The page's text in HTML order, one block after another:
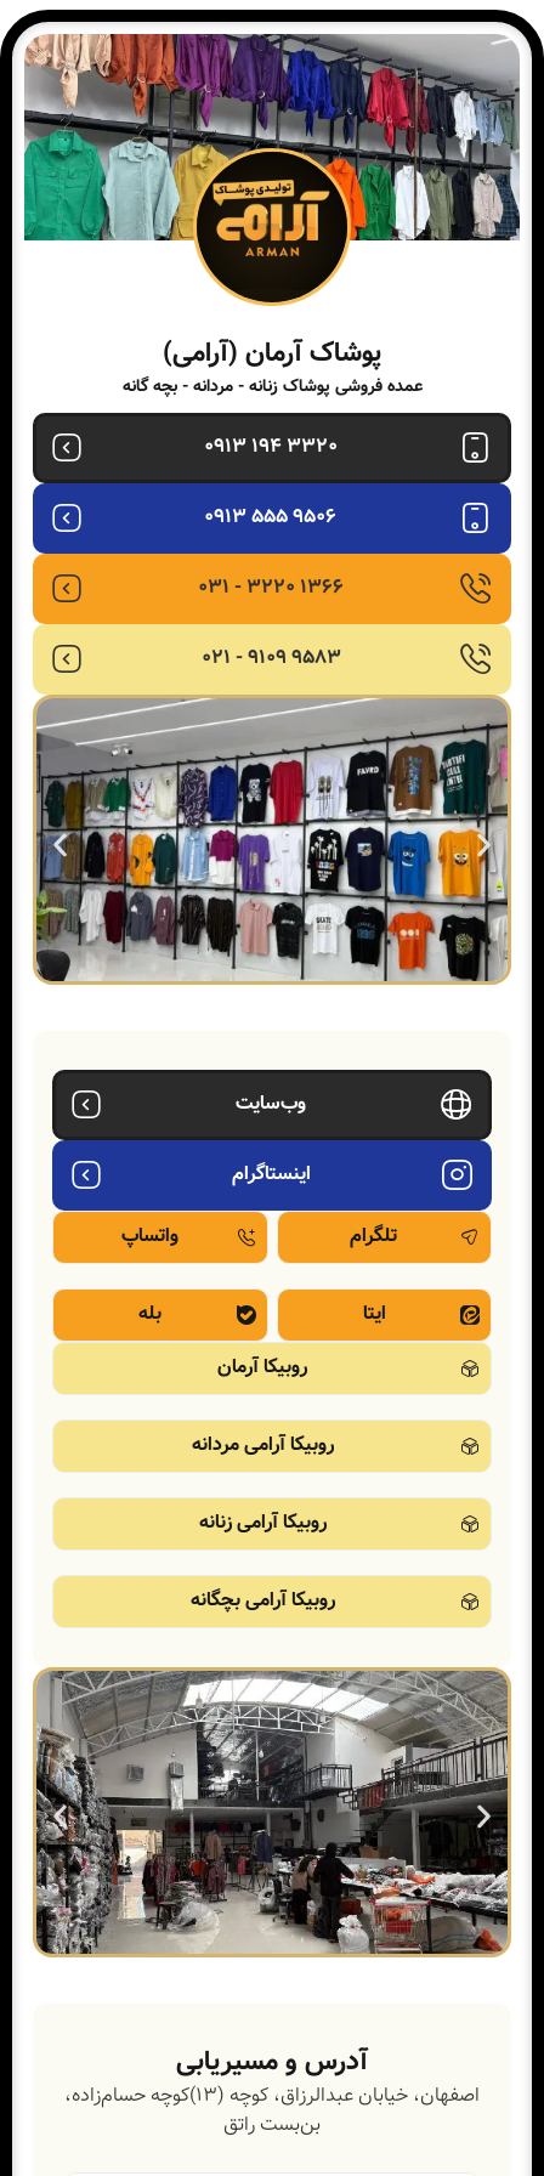
پوشاک آرمان (آرامی)
عمده فروشی پوشاک زنانه - مردانه - بچه گانه
3320 194 0913
9506 555 0913
1366 3220 - 031
9583 9109 - 021
وب‌سایت
اینستاگرام
تلگرام واتساپ
ایتا
بله
روبیکا آرمان
روبیکا آرامی مردانه
روبیکا آرامی زنانه
روبیکا آرامی بچگانه
آدرس و مسیریابی
اصفهان، خیابان عبدالرزاق، کوچه (۱۳)کوچه حسام‌زاده،
بن‌بست راتق